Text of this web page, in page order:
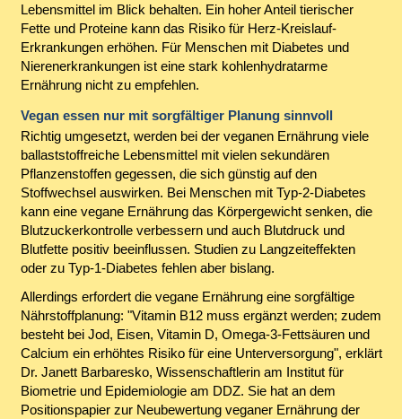
Lebensmittel im Blick behalten. Ein hoher Anteil tierischer
Fette und Proteine kann das Risiko für Herz-Kreislauf-
Erkrankungen erhöhen. Für Menschen mit Diabetes und
Nierenerkrankungen ist eine stark kohlenhydratarme
Ernährung nicht zu empfehlen.
Vegan essen nur mit sorgfältiger Planung sinnvoll
Richtig umgesetzt, werden bei der veganen Ernährung viele
ballaststoffreiche Lebensmittel mit vielen sekundären
Pflanzenstoffen gegessen, die sich günstig auf den
Stoffwechsel auswirken. Bei Menschen mit Typ-2-Diabetes
kann eine vegane Ernährung das Körpergewicht senken, die
Blutzuckerkontrolle verbessern und auch Blutdruck und
Blutfette positiv beeinflussen. Studien zu Langzeiteffekten
oder zu Typ-1-Diabetes fehlen aber bislang.
Allerdings erfordert die vegane Ernährung eine sorgfältige
Nährstoffplanung: "Vitamin B12 muss ergänzt werden; zudem
besteht bei Jod, Eisen, Vitamin D, Omega-3-Fettsäuren und
Calcium ein erhöhtes Risiko für eine Unterversorgung", erklärt
Dr. Janett Barbaresko, Wissenschaftlerin am Institut für
Biometrie und Epidemiologie am DDZ. Sie hat an dem
Positionspapier zur Neubewertung veganer Ernährung der